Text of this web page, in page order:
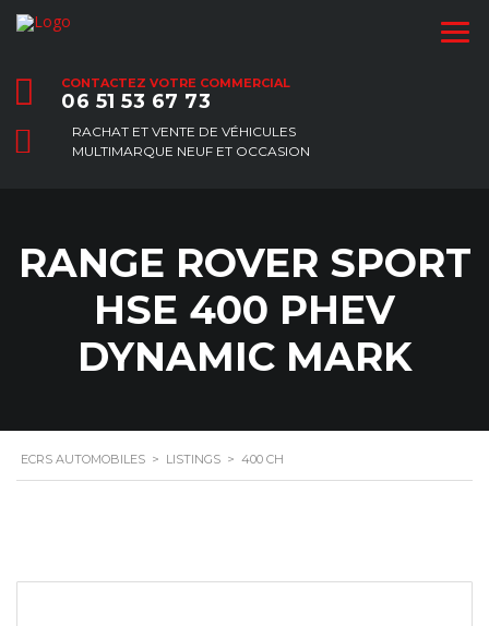
CONTACTEZ VOTRE COMMERCIAL
06 51 53 67 73
RACHAT ET VENTE DE VÉHICULES
MULTIMARQUE NEUF ET OCCASION
RANGE ROVER SPORT
HSE 400 PHEV
DYNAMIC MARK
ECRS AUTOMOBILES > LISTINGS > 400 CH